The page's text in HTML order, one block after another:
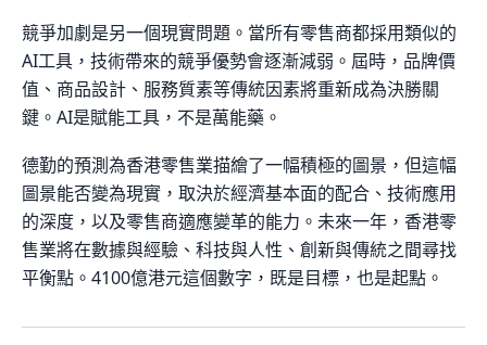
競爭加劇是另一個現實問題。當所有零售商都採用類似的
AI工具，技術帶來的競爭優勢會逐漸減弱。屆時，品牌價
值、商品設計、服務質素等傳統因素將重新成為決勝關
鍵。AI是賦能工具，不是萬能藥。
德勤的預測為香港零售業描繪了一幅積極的圖景，但這幅
圖景能否變為現實，取決於經濟基本面的配合、技術應用
的深度，以及零售商適應變革的能力。未來一年，香港零
售業將在數據與經驗、科技與人性、創新與傳統之間尋找
平衡點。4100億港元這個數字，既是目標，也是起點。